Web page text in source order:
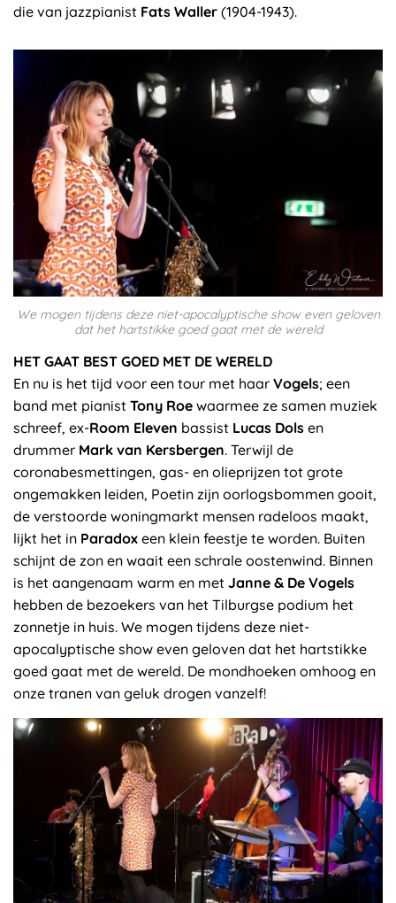
die van jazzpianist Fats Waller (1904-1943).
We mogen tijdens deze niet-apocalyptische show even geloven
dat het hartstikke goed gaat met de wereld
HET GAAT BEST GOED MET DE WERELD
En nu is het tijd voor een tour met haar Vogels; een
band met pianist Tony Roe waarmee ze samen muziek
schreef, ex-Room Eleven bassist Lucas Dols en
drummer Mark van Kersbergen. Terwijl de
coronabesmettingen, gas- en olieprijzen tot grote
ongemakken leiden, Poetin zijn oorlogsbommen gooit,
de verstoorde woningmarkt mensen radeloos maakt,
lijkt het in Paradox een klein feestje te worden. Buiten
schijnt de zon en waait een schrale oostenwind. Binnen
is het aangenaam warm en met Janne & De Vogels
hebben de bezoekers van het Tilburgse podium het
zonnetje in huis. We mogen tijdens deze niet-
apocalyptische show even geloven dat het hartstikke
goed gaat met de wereld. De mondhoeken omhoog en
onze tranen van geluk drogen vanzelf!